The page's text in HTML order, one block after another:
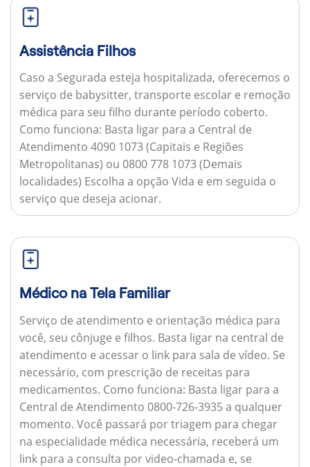
Assistência Filhos
Caso a Segurada esteja hospitalizada, oferecemos o
serviço de babysitter, transporte escolar e remoção
médica para seu filho durante período coberto.
Como funciona: Basta ligar para a Central de
Atendimento 4090 1073 (Capitais e Regiões
Metropolitanas) ou 0800 778 1073 (Demais
localidades) Escolha a opção Vida e em seguida o
serviço que deseja acionar.
Médico na Tela Familiar
Serviço de atendimento e orientação médica para
você, seu cônjuge e filhos. Basta ligar na central de
atendimento e acessar o link para sala de vídeo. Se
necessário, com prescrição de receitas para
medicamentos. Como funciona: Basta ligar para a
Central de Atendimento 0800-726-3935 a qualquer
momento. Você passará por triagem para chegar
na especialidade médica necessária, receberá um
link para a consulta por video-chamada e, se